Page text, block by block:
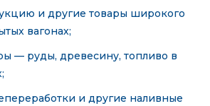
и другие товары широкого
вагонах;
— руды, древесину, топливо в
и другие наливные